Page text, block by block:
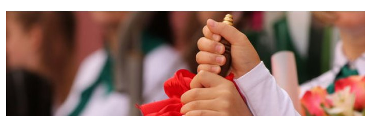
/ Acum 1 oră
VIDEO // Un TIR înmatriculat în
Republica Moldova a intrat în două
gospodării din Vaslui, România